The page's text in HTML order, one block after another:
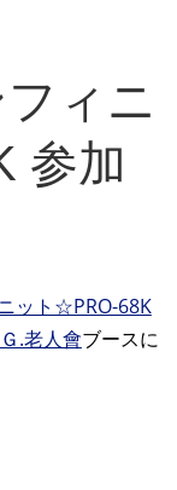
ィニ
参加
ット☆PRO-68K
.老人會ブースに